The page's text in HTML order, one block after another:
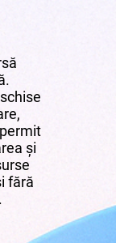
și
fără